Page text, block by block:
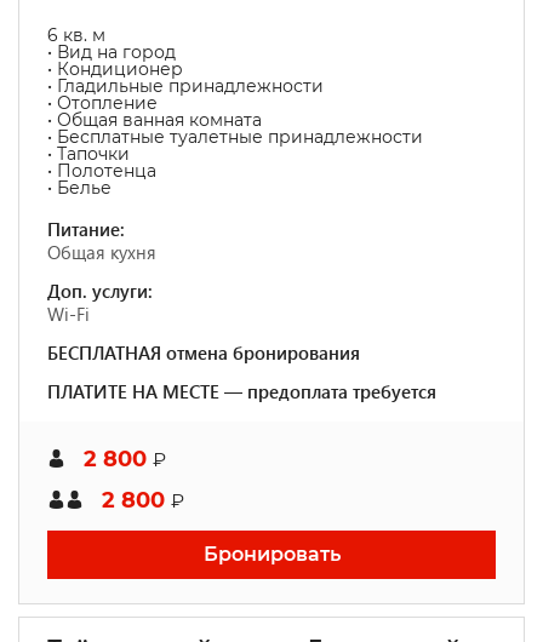
6 кв. м
• Вид на город
• Кондиционер
• Гладильные принадлежности
• Отопление
• Общая ванная комната
• Бесплатные туалетные принадлежности
• Тапочки
• Полотенца
• Белье
Питание:
Общая кухня
Доп. услуги:
Wi-Fi
БЕСПЛАТНАЯ отмена бронирования
ПЛАТИТЕ НА МЕСТЕ — предоплата требуется
2 800 ₽
2 800 ₽
Бронировать